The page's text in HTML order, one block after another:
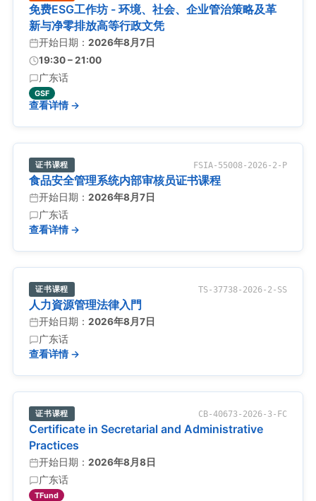
免费ESG工作坊 - 环境、社会、企业管治策略及革
新与净零排放高等行政文凭
开始日期： 2026年8月7日
19:30 – 21:00
广东话
GSF
查看详情 →
证书课程 FSIA-55008-2026-2-P
食品安全管理系统内部审核员证书课程
开始日期： 2026年8月7日
广东话
查看详情 →
证书课程 TS-37738-2026-2-SS
人力資源管理法律入門
开始日期： 2026年8月7日
广东话
查看详情 →
证书课程 CB-40673-2026-3-FC
Certificate in Secretarial and Administrative
Practices
开始日期： 2026年8月8日
广东话
TFund